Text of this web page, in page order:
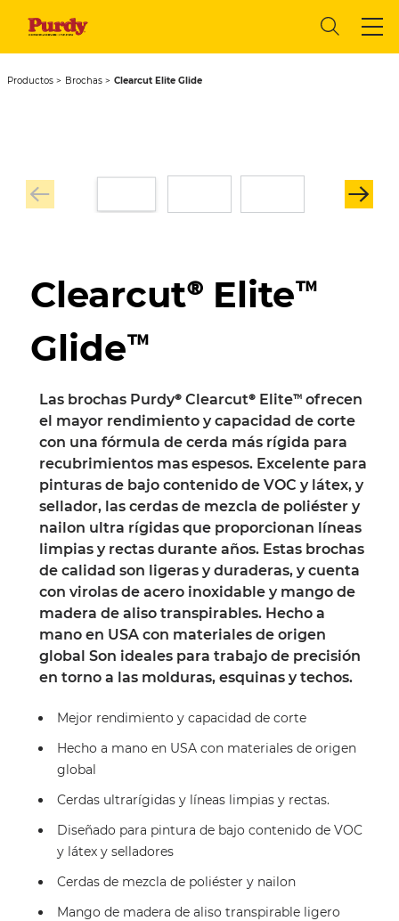
Productos Brochas Clearcut Elite Glide
Clearcut® Elite™
Glide™
Las brochas Purdy® Clearcut® Elite™ ofrecen
el mayor rendimiento y capacidad de corte
con una fórmula de cerda más rígida para
recubrimientos mas espesos. Excelente para
pinturas de bajo contenido de VOC y látex, y
sellador, las cerdas de mezcla de poliéster y
nailon ultra rígidas que proporcionan líneas
limpias y rectas durante años. Estas brochas
de calidad son ligeras y duraderas, y cuenta
con virolas de acero inoxidable y mango de
madera de aliso transpirables. Hecho a
mano en USA con materiales de origen
global Son ideales para trabajo de precisión
en torno a las molduras, esquinas y techos.
Mejor rendimiento y capacidad de corte
Hecho a mano en USA con materiales de origen
global
Cerdas ultrarígidas y líneas limpias y rectas.
Diseñado para pintura de bajo contenido de VOC
y látex y selladores
Cerdas de mezcla de poliéster y nailon
Mango de madera de aliso transpirable ligero